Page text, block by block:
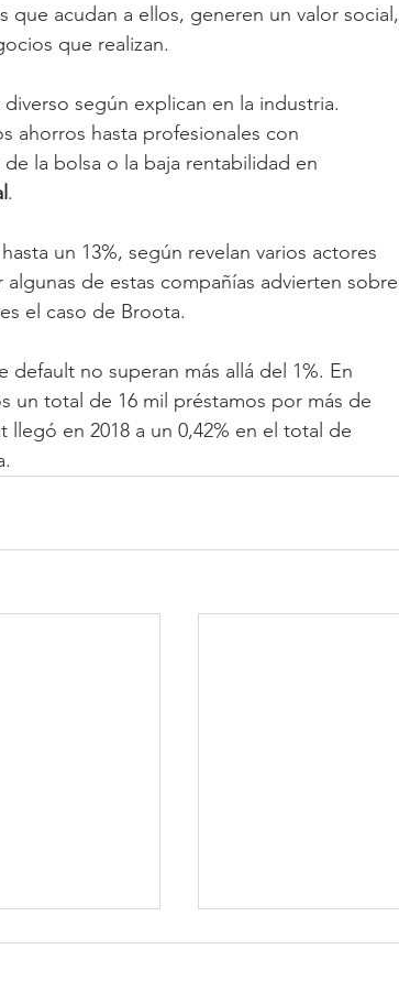
acudan a ellos, generen un valor social,
que realizan.
según explican en la industria.
ahorros hasta profesionales con
la bolsa o la baja rentabilidad en
.
un 13%, según revelan varios actores
de estas compañías advierten sobre
el caso de Broota.
no superan más allá del 1%. En
un total de 16 mil préstamos por más de
llegó en 2018 a un 0,42% en el total de